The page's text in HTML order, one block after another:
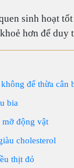
sinh hoạt
hơn để duy
để thừa cân
bia
mỡ động vật
cholesterol
thịt đỏ